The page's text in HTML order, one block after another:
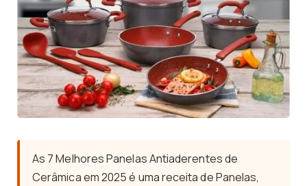
As 7 Melhores Panelas Antiaderentes de
Cerâmica em 2025 é uma receita de Panelas,